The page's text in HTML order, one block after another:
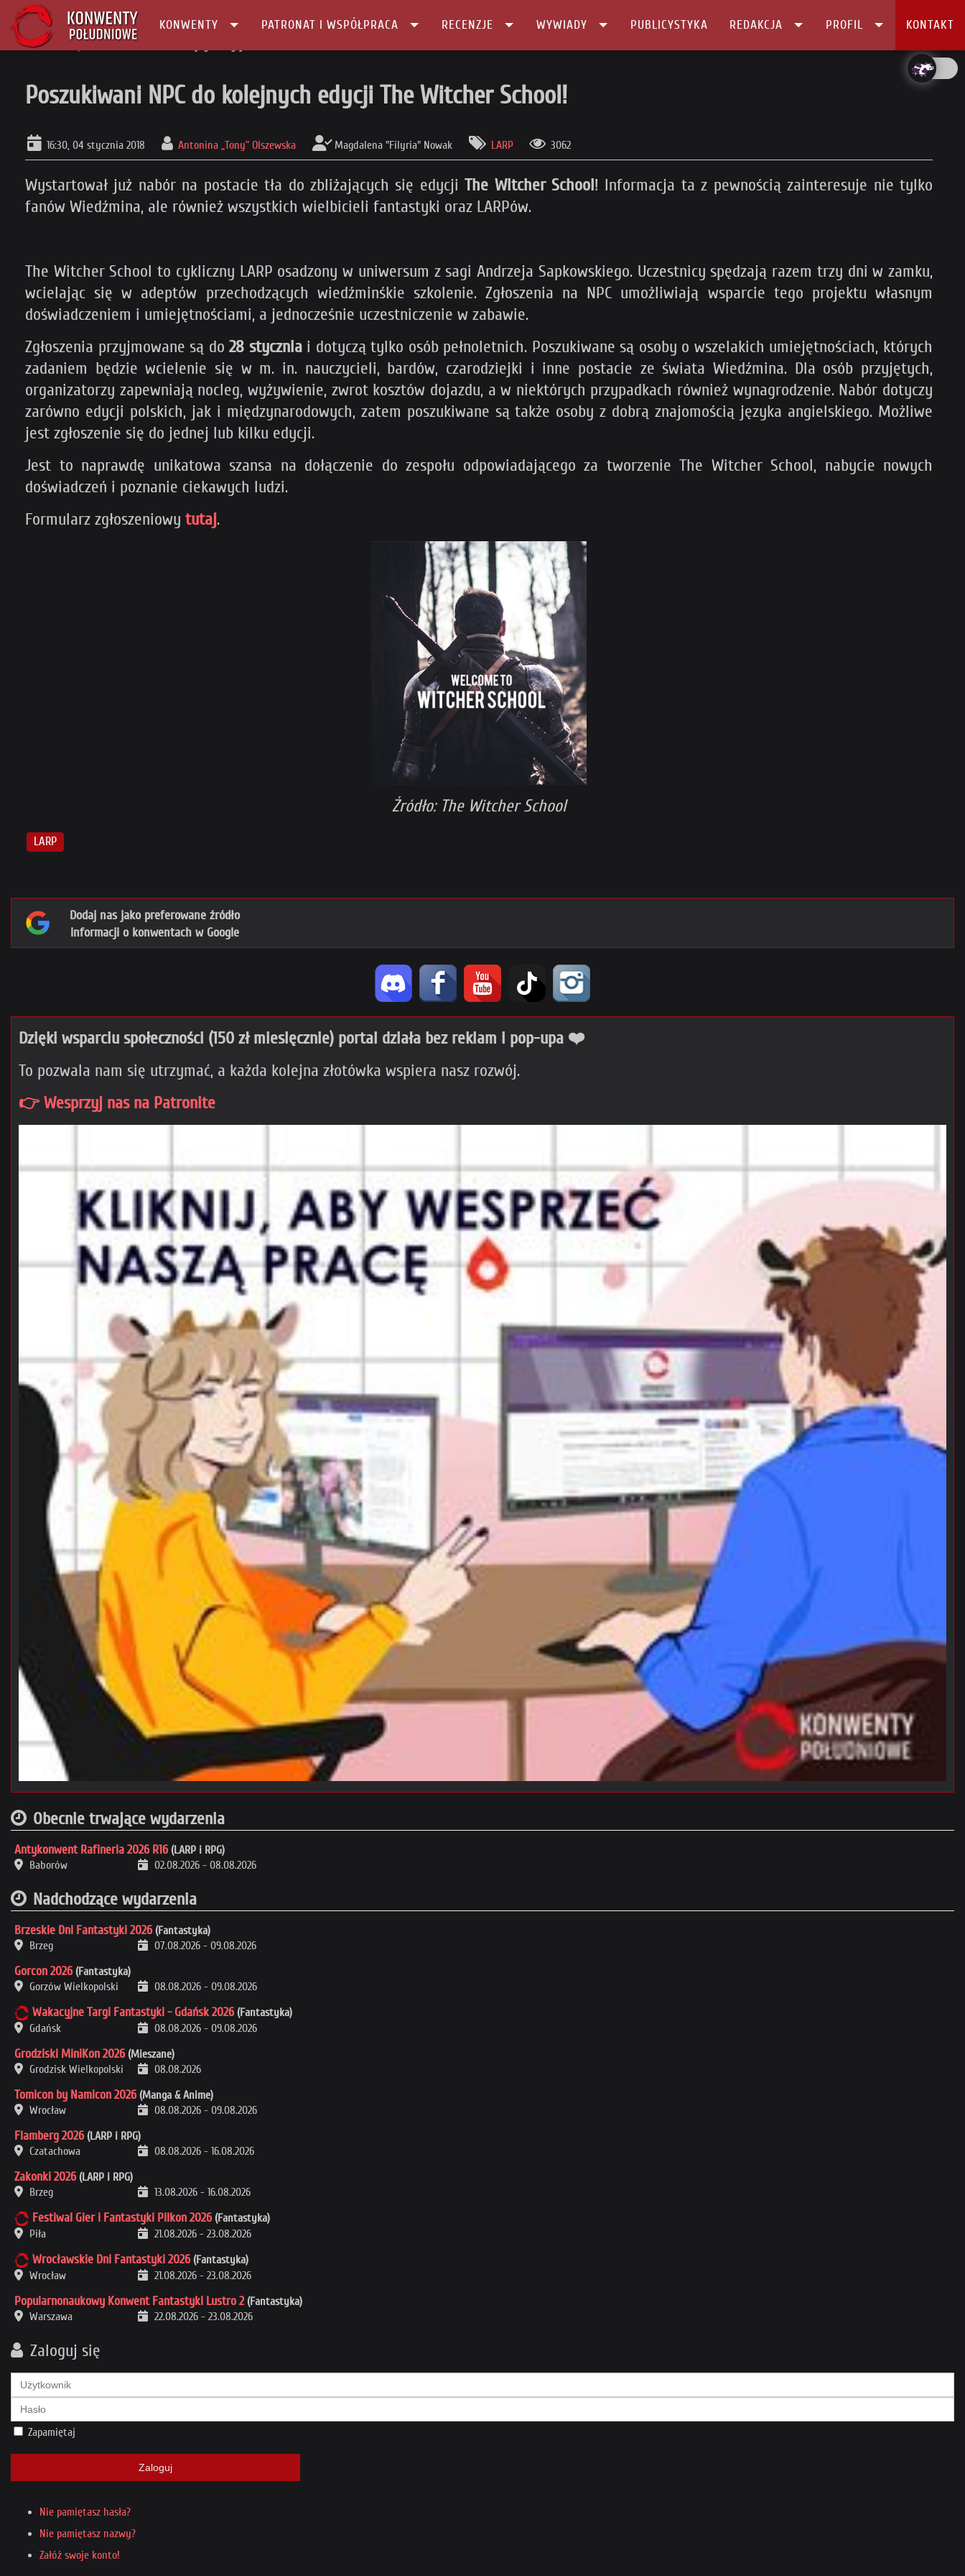
KONWENTY PATRONAT I WSPÓŁPRACA RECENZJE WYWIADY PUBLICYSTYKA REDAKCJA PROFIL KONTAKT
Główna
Poszukiwani NPC do kolejnych edycji The Witcher School!
16:30, 04 stycznia 2018 Antonina „Tony” Olszewska Magdalena "Filyria" Nowak LARP 3062
Wystartował już nabór na postacie tła do zbliżających się edycjiThe Witcher School ! Informacja ta z pewnością zainteresuje nie tylko
fanów Wiedźmina, ale również wszystkich wielbicieli fantastyki oraz LARPów.
The Witcher School to cykliczny LARP osadzony w uniwersum z sagi Andrzeja Sapkowskiego. Uczestnicy spędzają razem trzy dni w zamku,
wcielając się w adeptów przechodzących wiedźminśkie szkolenie. Zgłoszenia na NPC umożliwiają wsparcie tego projektu własnym
doświadczeniem i umiejętnościami, a jednocześnie uczestniczenie w zabawie.
Zgłoszenia przyjmowane są do28 styczniai dotyczą tylko osób pełnoletnich. Poszukiwane są osoby o wszelakich umiejętnościach, których
zadaniem będzie wcielenie się w m. in. nauczycieli, bardów, czarodziejki i inne postacie ze świata Wiedźmina. Dla osób przyjętych,
organizatorzy zapewniają nocleg, wyżywienie, zwrot kosztów dojazdu, a w niektórych przypadkach również wynagrodzenie. Nabór dotyczy
zarówno edycji polskich, jak i międzynarodowych, zatem poszukiwane są także osoby z dobrą znajomością języka angielskiego. Możliwe
jest zgłoszenie się do jednej lub kilku edycji.
Jest to naprawdę unikatowa szansa na dołączenie do zespołu odpowiadającego za tworzenie The Witcher School, nabycie nowych
doświadczeń i poznanie ciekawych ludzi.
Formularz zgłoszeniowy tutaj.
Źródło: The Witcher School
LARP
Dodaj nas jako preferowane źródło
informacji o konwentach w Google
Dzięki wsparciu społeczności (150 zł miesięcznie) portal działa bez reklam i pop-upa ❤️
To pozwala nam się utrzymać, a każda kolejna złotówka wspiera nasz rozwój.
👉 Wesprzyj nas na Patronite
Obecnie trwające wydarzenia
Antykonwent Rafineria 2026 R16 (LARP i RPG)
Baborów
02.08.2026 - 08.08.2026
Nadchodzące wydarzenia
Brzeskie Dni Fantastyki 2026 (Fantastyka)
Brzeg
07.08.2026 - 09.08.2026
Gorcon 2026 (Fantastyka)
Gorzów Wielkopolski
08.08.2026 - 09.08.2026
Wakacyjne Targi Fantastyki - Gdańsk 2026 (Fantastyka)
Gdańsk
08.08.2026 - 09.08.2026
Grodziski MiniKon 2026 (Mieszane)
Grodzisk Wielkopolski
08.08.2026
Tomicon by Namicon 2026 (Manga & Anime)
Wrocław
08.08.2026 - 09.08.2026
Flamberg 2026 (LARP i RPG)
Czatachowa
08.08.2026 - 16.08.2026
Zakonki 2026 (LARP i RPG)
Brzeg
13.08.2026 - 16.08.2026
Festiwal Gier i Fantastyki Pilkon 2026 (Fantastyka)
Piła
21.08.2026 - 23.08.2026
Wrocławskie Dni Fantastyki 2026 (Fantastyka)
Wrocław
21.08.2026 - 23.08.2026
Popularnonaukowy Konwent Fantastyki Lustro 2 (Fantastyka)
Warszawa
22.08.2026 - 23.08.2026
Zaloguj się
Zapamiętaj
Zaloguj
Nie pamiętasz hasła?
Nie pamiętasz nazwy?
Załóż swoje konto!